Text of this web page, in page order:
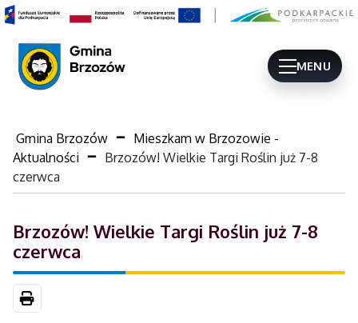
MENU
Gmina Brzozów
Mieszkam w Brzozowie -
Aktualności
Brzozów! Wielkie Targi Roślin już 7-8
czerwca
Brzozów! Wielkie Targi Roślin już 7-8
czerwca
Drukuj